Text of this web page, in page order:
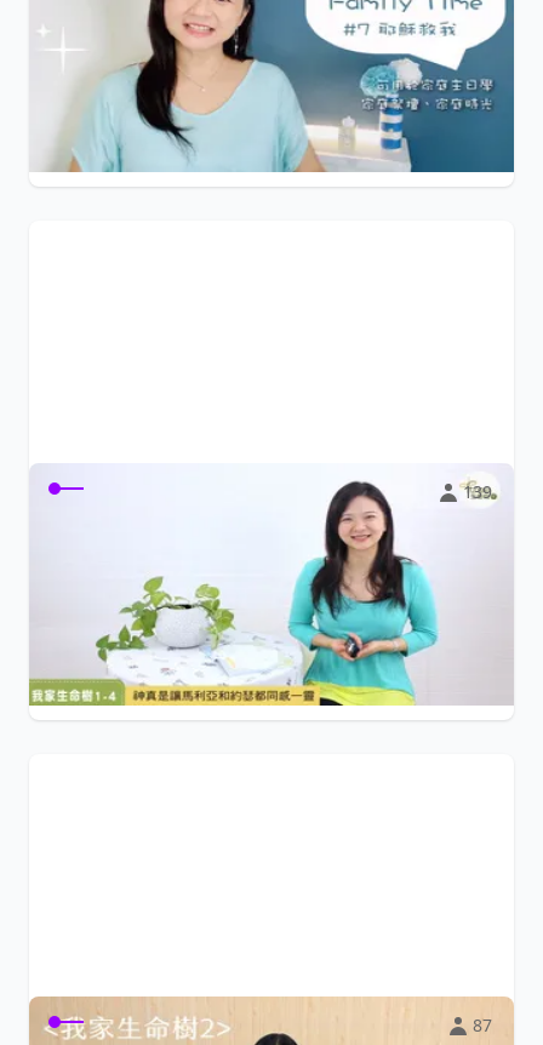
我家生命樹Family Time 24堂線上課程，每堂約20分鐘。
可使用於家庭主日學、家...
生命樹教育協會
139
「我家生命樹1」- 12堂備課小幫手
《我家生命樹1》師資結訓者，最佳的備課工具！ 12堂影片
＋教學簡報＋圖卡＋敬拜音樂＋課程應...
生命樹教育協會
87